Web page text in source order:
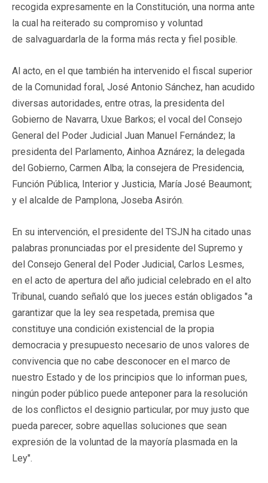
recogida expresamente en la Constitución, una norma ante
la cual ha reiterado su compromiso y voluntad
de salvaguardarla de la forma más recta y fiel posible.
Al acto, en el que también ha intervenido el fiscal superior
de la Comunidad foral, José Antonio Sánchez, han acudido
diversas autoridades, entre otras, la presidenta del
Gobierno de Navarra, Uxue Barkos; el vocal del Consejo
General del Poder Judicial Juan Manuel Fernández; la
presidenta del Parlamento, Ainhoa Aznárez; la delegada
del Gobierno, Carmen Alba; la consejera de Presidencia,
Función Pública, Interior y Justicia, María José Beaumont;
y el alcalde de Pamplona, Joseba Asirón.
En su intervención, el presidente del TSJN ha citado unas
palabras pronunciadas por el presidente del Supremo y
del Consejo General del Poder Judicial, Carlos Lesmes,
en el acto de apertura del año judicial celebrado en el alto
Tribunal, cuando señaló que los jueces están obligados "a
garantizar que la ley sea respetada, premisa que
constituye una condición existencial de la propia
democracia y presupuesto necesario de unos valores de
convivencia que no cabe desconocer en el marco de
nuestro Estado y de los principios que lo informan pues,
ningún poder público puede anteponer para la resolución
de los conflictos el designio particular, por muy justo que
pueda parecer, sobre aquellas soluciones que sean
expresión de la voluntad de la mayoría plasmada en la
Ley".